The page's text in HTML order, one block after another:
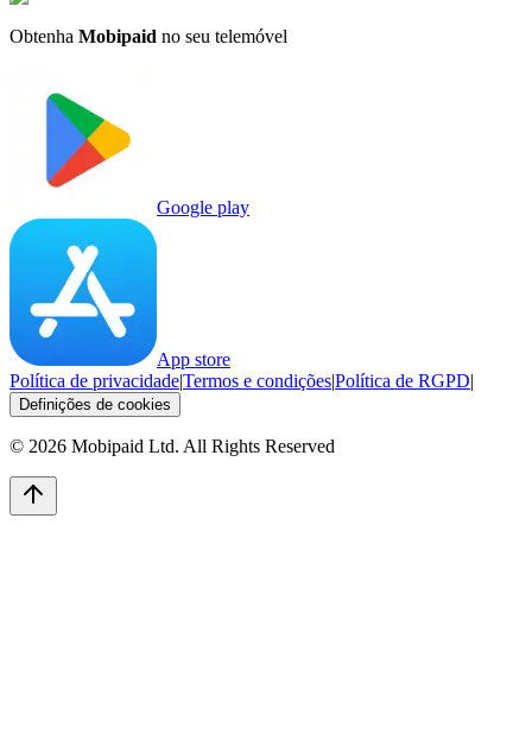
Obtenha Mobipaid no seu telemóvel
Google play
App store
Política de privacidade|Termos e condições|Política de RGPD|
Definições de cookies
© 2026 Mobipaid Ltd. All Rights Reserved